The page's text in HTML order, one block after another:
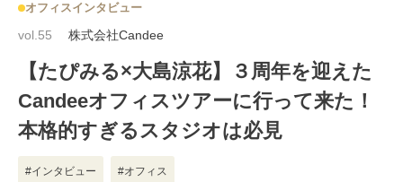
IBASHOについて
人気のタグ
オフィスインタビュー
vol.55 株式会社Candee
【たぴみる×大島涼花】３周年を迎えた
Candeeオフィスツアーに行って来た！
本格的すぎるスタジオは必見
#インタビュー #オフィス